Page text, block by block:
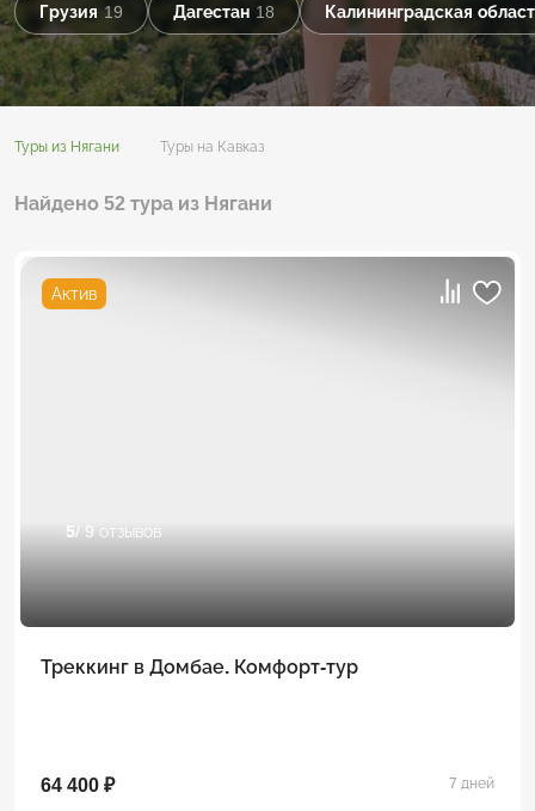
Грузия 19 Дагестан 18 Калининградская
Туры из Нягани Туры на Кавказ
Найдено 52 тура из Нягани
Актив
5/ 9 отзывов
Треккинг в Домбае. Комфорт-тур
64 400 ₽ 7 дней